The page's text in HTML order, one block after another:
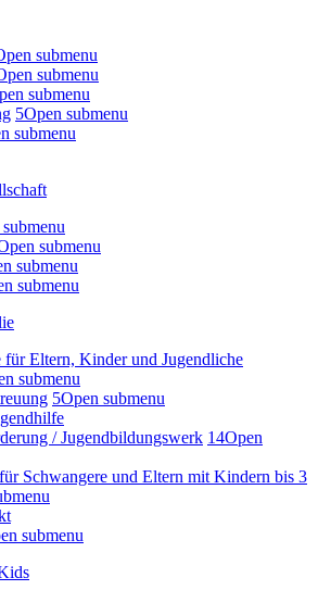
submenu
submenu
submenu
5Open submenu
submenu
submenu
submenu
submenu
für Eltern, Kinder und Jugendliche
submenu
5Open submenu
/ Jugendbildungswerk 14Open
Schwangere und Eltern mit Kindern bis 3
submenu